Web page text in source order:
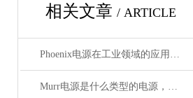
相关文章 / ARTICLE
Phoenix电源在工业领域的应用与优势
Murr电源是什么类型的电源，主要用于哪些领域？